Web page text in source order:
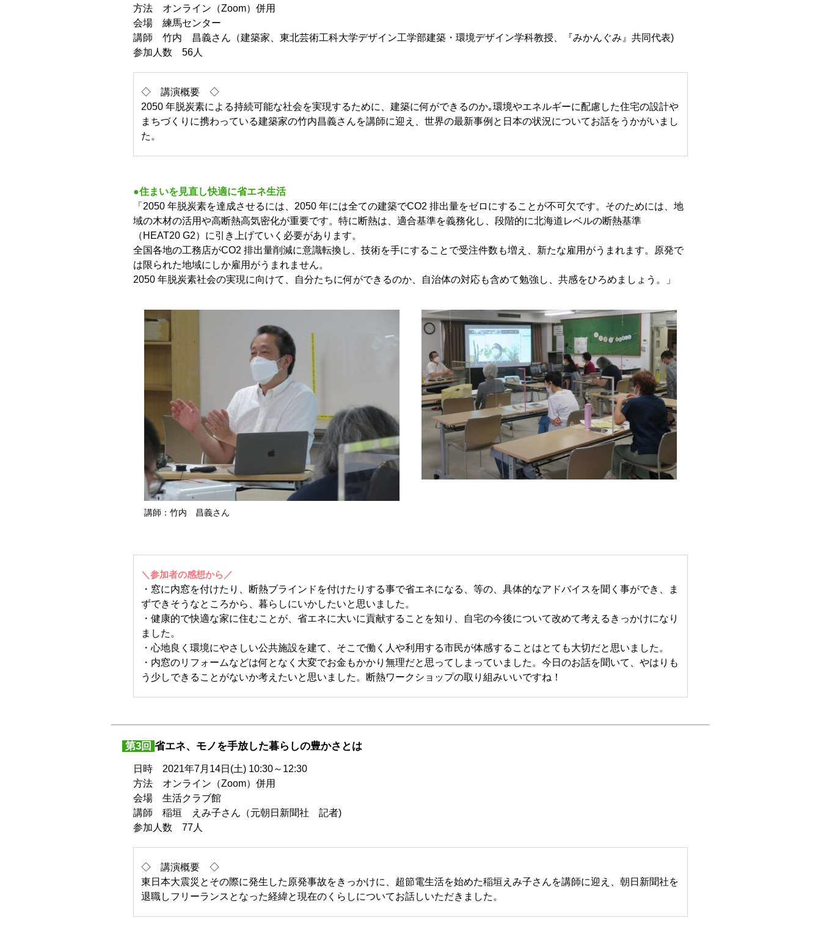
方法 オンライン（Zoom）併用
会場 練馬センター
講師 竹内 昌義さん（建築家、東北芸術工科大学デザイン工学部建築・環境デザイン学科教授、『みかんぐみ』共同代表)
参加人数 56人
◇ 講演概要 ◇
2050 年脱炭素による持続可能な社会を実現するために、建築に何ができるのか｡環境やエネルギーに配慮した住宅の設計や
まちづくりに携わっている建築家の竹内昌義さんを講師に迎え、世界の最新事例と日本の状況についてお話をうかがいまし
た。
●住まいを見直し快適に省エネ生活
「2050 年脱炭素を達成させるには、2050 年には全ての建築でCO2 排出量をゼロにすることが不可欠です。そのためには、地
域の木材の活用や高断熱高気密化が重要です。特に断熱は、適合基準を義務化し、段階的に北海道レベルの断熱基準
（HEAT20 G2）に引き上げていく必要があります。
全国各地の工務店がCO2 排出量削減に意識転換し、技術を手にすることで受注件数も増え、新たな雇用がうまれます。原発で
は限られた地域にしか雇用がうまれません。
2050 年脱炭素社会の実現に向けて、自分たちに何ができるのか、自治体の対応も含めて勉強し、共感をひろめましょう。」
講師：竹内 昌義さん
＼参加者の感想から／
・窓に内窓を付けたり、断熱ブラインドを付けたりする事で省エネになる、等の、具体的なアドバイスを聞く事ができ、ま
ずできそうなところから、暮らしにいかしたいと思いました。
・健康的で快適な家に住むことが、省エネに大いに貢献することを知り、自宅の今後について改めて考えるきっかけになり
ました。
・心地良く環境にやさしい公共施設を建て、そこで働く人や利用する市民が体感することはとても大切だと思いました。
・内窓のリフォームなどは何となく大変でお金もかかり無理だと思ってしまっていました。今日のお話を聞いて、やはりも
う少しできることがないか考えたいと思いました。断熱ワークショップの取り組みいいですね！
第3回 省エネ、モノを手放した暮らしの豊かさとは
日時 2021年7月14日(土) 10:30～12:30
方法 オンライン（Zoom）併用
会場 生活クラブ館
講師 稲垣 えみ子さん（元朝日新聞社 記者)
参加人数 77人
◇ 講演概要 ◇
東日本大震災とその際に発生した原発事故をきっかけに、超節電生活を始めた稲垣えみ子さんを講師に迎え、朝日新聞社を
退職しフリーランスとなった経緯と現在のくらしについてお話しいただきました。